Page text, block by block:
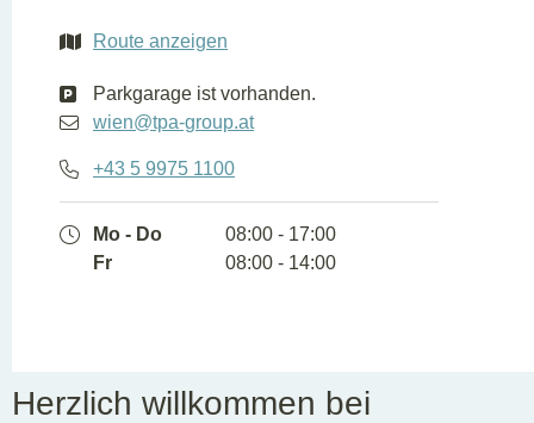
Route anzeigen
Parkgarage ist vorhanden.
wien@tpa-group.at
+43 5 9975 1100
Mo - Do
08:00 - 17:00
Fr
08:00 - 14:00
Herzlich willkommen bei